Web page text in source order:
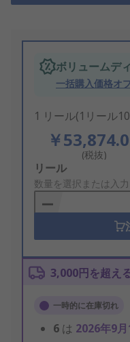
ボリュームデ
一括購入価格オ
1 リール(1リール
￥
(税抜)
Add
to
Basket
リール
数量を選択または入力
3,000円を超え
一時的に在庫切れ
6 は 2026年9